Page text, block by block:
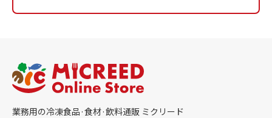
業務用の冷凍食品·食材·飲料通販 ミクリード